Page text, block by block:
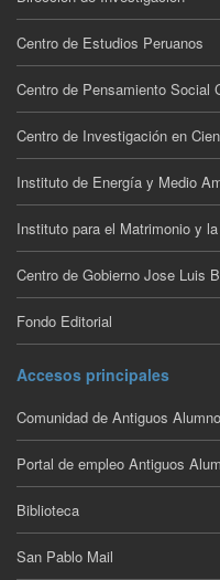
Centro de Estudios Peruanos
Centro de Pensamiento Social
Centro de Investigación en
Instituto de Energía y Medio
Instituto para el Matrimonio y
Centro de Gobierno Jose Luis
Fondo Editorial
Accesos principales
Comunidad de Antiguos
Portal de empleo Antiguos
Biblioteca
San Pablo Mail